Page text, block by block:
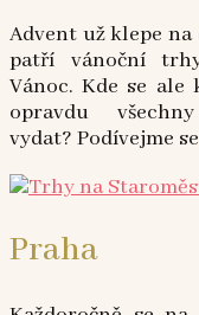
Advent už klepe
patří vánoční
Vánoc. Kde se
opravdu
vydat? Podívejme
Praha